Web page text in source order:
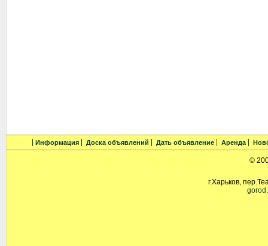
Информация Доска объявлений Дать объявление Аренда
©
г.Харьков,